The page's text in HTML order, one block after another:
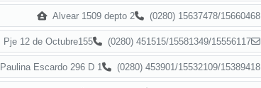
Alvear 1509 depto 2 (0280) 15637478/15660468
Pje 12 de Octubre155 (0280) 451515/15581349/15556117
Paulina Escardo 296 D 1 (0280) 453901/15532109/15389418